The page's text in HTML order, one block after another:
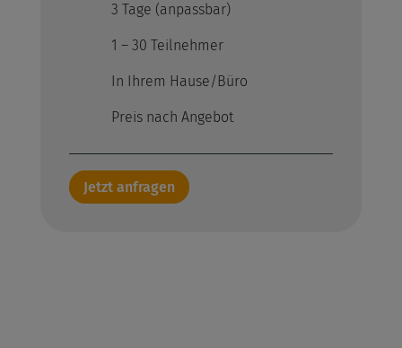
3 Tage (anpassbar)
1 – 30 Teilnehmer
In Ihrem Hause/Büro
Preis nach Angebot
Jetzt anfragen